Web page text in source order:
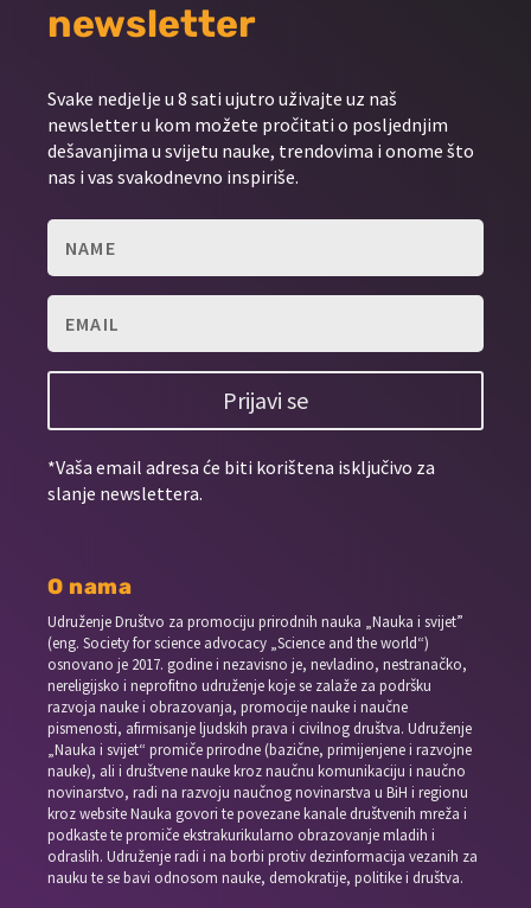
newsletter
Svake nedjelje u 8 sati ujutro uživajte uz naš
newsletter u kom možete pročitati o posljednjim
dešavanjima u svijetu nauke, trendovima i onome što
nas i vas svakodnevno inspiriše.
Prijavi se
*Vaša email adresa će biti korištena isključivo za
slanje newslettera.
O nama
Udruženje Društvo za promociju prirodnih nauka „Nauka i svijet”
(eng. Society for science advocacy „Science and the world“)
osnovano je 2017. godine i nezavisno je, nevladino, nestranačko,
nereligijsko i neprofitno udruženje koje se zalaže za podršku
razvoja nauke i obrazovanja, promocije nauke i naučne
pismenosti, afirmisanje ljudskih prava i civilnog društva. Udruženje
„Nauka i svijet“ promiče prirodne (bazične, primijenjene i razvojne
nauke), ali i društvene nauke kroz naučnu komunikaciju i naučno
novinarstvo, radi na razvoju naučnog novinarstva u BiH i regionu
kroz website Nauka govori te povezane kanale društvenih mreža i
podkaste te promiče ekstrakurikularno obrazovanje mladih i
odraslih. Udruženje radi i na borbi protiv dezinformacija vezanih za
nauku te se bavi odnosom nauke, demokratije, politike i društva.